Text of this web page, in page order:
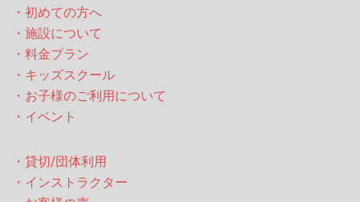
・初めての方へ
・施設について
・料金プラン
・キッズスクール
・お子様のご利用について
・イベント
・貸切/団体利用
・インストラクター